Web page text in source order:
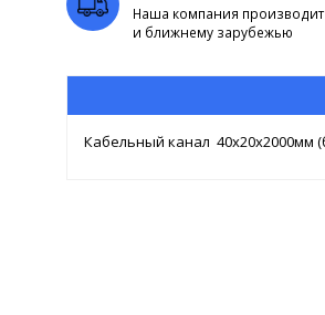
Наша компания производит
и ближнему зарубежью
Кабельный канал 40х20х2000мм